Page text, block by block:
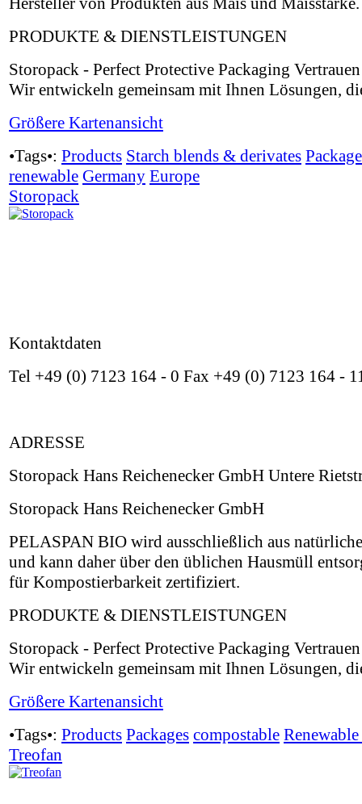
PRODUKTE & DIENSTLEISTUNGEN
Storopack - Perfect Protective Packaging
Wir entwickeln gemeinsam mit Ihnen Lösungen,
Größere Kartenansicht
•Tags•: Products Starch blends & derivates
renewable Germany Europe
Storopack
Kontaktdaten
Tel +49 (0) 7123 164 - 0 Fax +49 (0) 7123 164 -
ADRESSE
Storopack Hans Reichenecker GmbH Untere
Storopack Hans Reichenecker GmbH
PELASPAN BIO wird ausschließlich aus
und kann daher über den üblichen Hausmüll
für Kompostierbarkeit zertifiziert.
PRODUKTE & DIENSTLEISTUNGEN
Storopack - Perfect Protective Packaging
Wir entwickeln gemeinsam mit Ihnen Lösungen,
Größere Kartenansicht
•Tags•: Products Packages compostable
Treofan